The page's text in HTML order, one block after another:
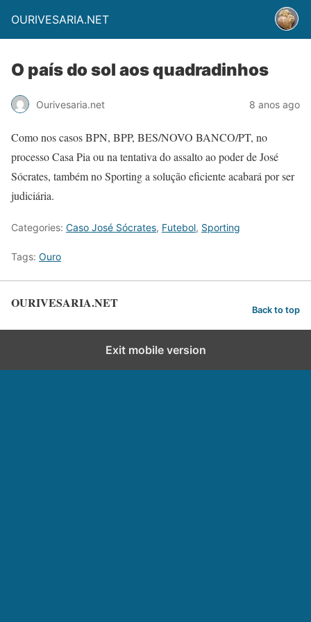
OURIVESARIA.NET
O país do sol aos quadradinhos
Ourivesaria.net 8 anos ago
Como nos casos BPN, BPP, BES/NOVO BANCO/PT, no
processo Casa Pia ou na tentativa do assalto ao poder de José
Sócrates, também no Sporting a solução eficiente acabará por ser
judiciária.
Categories: Caso José Sócrates, Futebol, Sporting
Tags: Ouro
OURIVESARIA.NET Back to top
Exit mobile version